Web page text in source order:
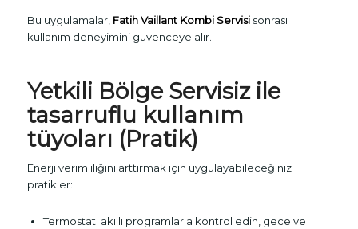
Bu uygulamalar, Fatih Vaillant Kombi Servisisonrası
kullanım deneyimini güvenceye alır.
Yetkili Bölge Servisiz ile
tasarruflu kullanım
tüyoları (Pratik)
Enerji verimliliğini arttırmak için uygulayabileceğiniz
pratikler:
Termostatı akıllı programlarla kontrol edin, gece ve